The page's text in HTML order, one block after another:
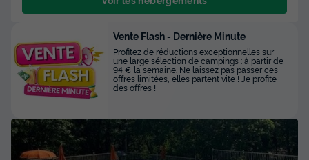
Vente Flash - Dernière Minute
Profitez de réductions exceptionnelles sur
une large sélection de campings : à partir de
94 € la semaine. Ne laissez pas passer ces
offres limitées, elles partent vite ! Je profite
des offres !